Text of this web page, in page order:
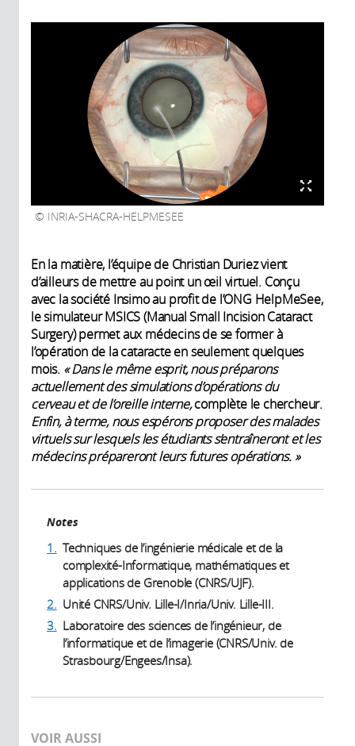
INRIA-SHACRA-HELPMESEE
En la matière, l’équipe de Christian Duriez vient
d’ailleurs de mettre au point un œil virtuel. Conçu
avec la société Insimo au profit de l’ONG HelpMeSee,
le simulateur MSICS (Manual Small Incision Cataract
Surgery) permet aux médecins de se former à
l’opération de la cataracte en seulement quelques
mois. « Dans le même esprit, nous préparons
actuellement des simulations d’opérations du
cerveau et de l’oreille interne,complète le chercheur.
Enfin, à terme, nous espérons proposer des malades
virtuels sur lesquels les étudiants s’entraîneront et les
médecins prépareront leurs futures opérations. »
Notes
1. Techniques de l’ingénierie médicale et de la
complexité-Informatique, mathématiques et
applications de Grenoble (CNRS/UJF).
2. Unité CNRS/Univ. Lille-I/Inria/Univ. Lille-III.
3. Laboratoire des sciences de l’ingénieur, de
l’informatique et de l’imagerie (CNRS/Univ. de
Strasbourg/Engees/Insa).
VOIR AUSSI